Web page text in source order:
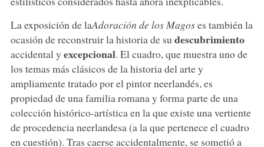
La exposición de laAdoración de los Magoses también la
ocasión de reconstruir la historia de su descubrimiento
accidental y excepcional. El cuadro, que muestra uno de
los temas más clásicos de la historia del arte y
ampliamente tratado por el pintor neerlandés, es
propiedad de una familia romana y forma parte de una
colección histórico-artística en la que existe una vertiente
de procedencia neerlandesa (a la que pertenece el cuadro
en cuestión). Tras caerse accidentalmente, se sometió a